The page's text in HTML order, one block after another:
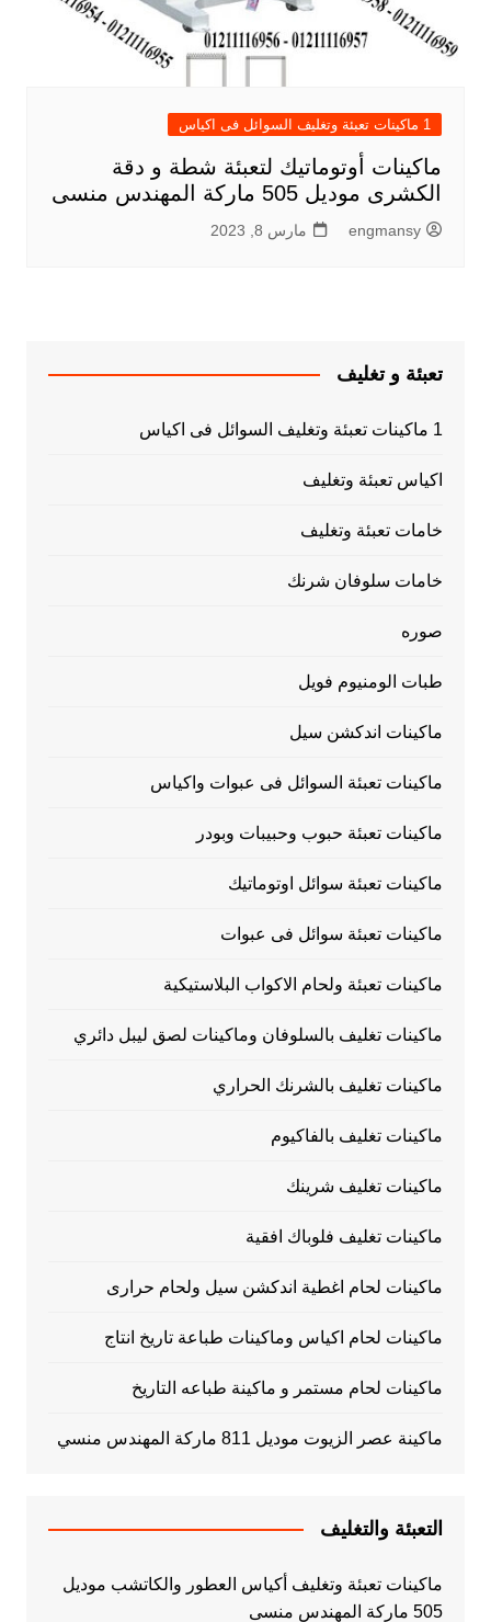
1 ماكينات تعبئة وتغليف السوائل فى اكياس
ماكينات أوتوماتيك لتعبئة شطة و دقة
الكشرى موديل 505 ماركة المهندس منسى
engmansy مارس 8, 2023
تعبئة و تغليف
1 ماكينات تعبئة وتغليف السوائل فى اكياس
اكياس تعبئة وتغليف
خامات تعبئة وتغليف
خامات سلوفان شرنك
صوره
طبات الومنيوم فويل
ماكينات اندكشن سيل
ماكينات تعبئة السوائل فى عبوات واكياس
ماكينات تعبئة حبوب وحبيبات وبودر
ماكينات تعبئة سوائل اوتوماتيك
ماكينات تعبئة سوائل فى عبوات
ماكينات تعبئة ولحام الاكواب البلاستيكية
ماكينات تغليف بالسلوفان وماكينات لصق ليبل دائري
ماكينات تغليف بالشرنك الحراري
ماكينات تغليف بالفاكيوم
ماكينات تغليف شرينك
ماكينات تغليف فلوباك افقية
ماكينات لحام اغطية اندكشن سيل ولحام حرارى
ماكينات لحام اكياس وماكينات طباعة تاريخ انتاج
ماكينات لحام مستمر و ماكينة طباعه التاريخ
ماكينة عصر الزيوت موديل 811 ماركة المهندس منسي
التعبئة والتغليف
ماكينات تعبئة وتغليف أكياس العطور والكاتشب موديل
505 ماركة المهندس منسى